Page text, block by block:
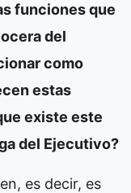
funciones que
del
como
estas
existe este
del Ejecutivo?
es decir, es